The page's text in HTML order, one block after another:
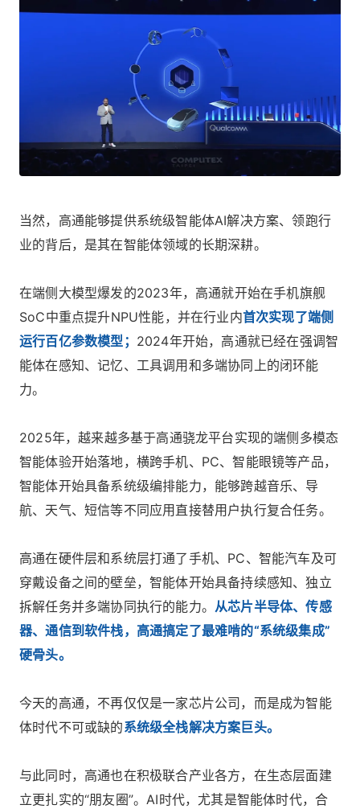
当然，高通能够提供系统级智能体AI解决方案、领跑行
业的背后，是其在智能体领域的长期深耕。
在端侧大模型爆发的2023年，高通就开始在手机旗舰
SoC中重点提升NPU性能，并在行业内首次实现了端侧
运行百亿参数模型； 2024年开始，高通就已经在强调智
能体在感知、记忆、工具调用和多端协同上的闭环能
力。
2025年，越来越多基于高通骁龙平台实现的端侧多模态
智能体验开始落地，横跨手机、PC、智能眼镜等产品，
智能体开始具备系统级编排能力，能够跨越音乐、导
航、天气、短信等不同应用直接替用户执行复合任务。
高通在硬件层和系统层打通了手机、PC、智能汽车及可
穿戴设备之间的壁垒，智能体开始具备持续感知、独立
拆解任务并多端协同执行的能力。 从芯片半导体、传感
器、通信到软件栈，高通搞定了最难啃的“系统级集成”
硬骨头。
今天的高通，不再仅仅是一家芯片公司，而是成为智能
体时代不可或缺的系统级全栈解决方案巨头。
与此同时，高通也在积极联合产业各方，在生态层面建
立更扎实的“朋友圈”。AI时代，尤其是智能体时代，合